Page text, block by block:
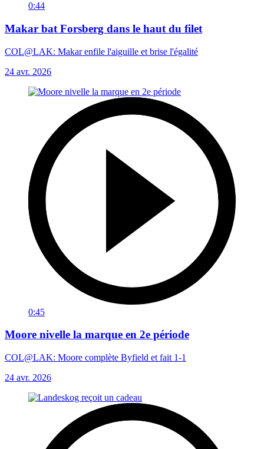
0:44
Makar bat Forsberg dans le haut du filet
COL@LAK: Makar enfile l'aiguille et brise l'égalité
24 avr. 2026
0:45
Moore nivelle la marque en 2e période
COL@LAK: Moore complète Byfield et fait 1-1
24 avr. 2026